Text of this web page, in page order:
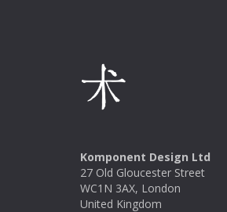
Komponent Design Ltd
27 Old Gloucester Street
WC1N 3AX, London
United Kingdom